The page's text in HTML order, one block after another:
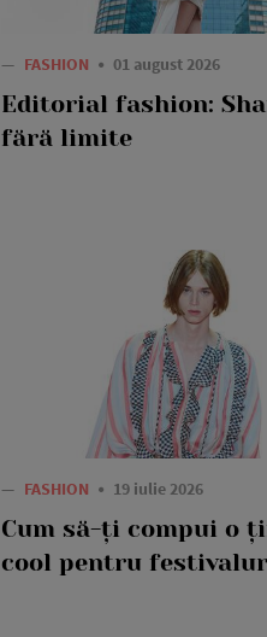
— FASHION 01 august 2026
Editorial fashion:
fără limite
— FASHION 19 iulie 2026
Cum să-ți compui o
cool pentru